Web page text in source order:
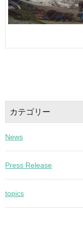
カテゴリー
News
Press Release
topics